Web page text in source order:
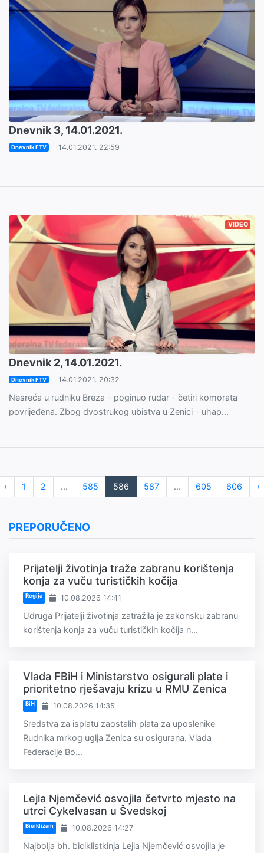
Dnevnik 3, 14.01.2021.
Dnevnik FTV 14.01.2021. 22:59
VIDEO
Dnevnik 2, 14.01.2021.
Dnevnik FTV 14.01.2021. 20:32
Nesreća u rudniku Breza - poginuo rudar - četiri komorata
povrijeđena. Zbog dvostrukog ubistva u Zenici - uhap...
‹ 1 2 ... 585 586 587 ... 605 606 ›
PREPORUČENO
Prijatelji životinja traže zabranu korištenja
konja za vuču turističkih kočija
Regija 10.08.2026 14:41
Udruga Prijatelji životinja zatražila je zakonsku zabranu
korištenja konja za vuču turističkih kočija n...
Vlada FBiH i Ministarstvo osigurali plate i
prioritetno rješavaju krizu u RMU Zenica
BiH 10.08.2026 14:35
Sredstva za isplatu zaostalih plata za uposlenike
Rudnika mrkog uglja Zenica su osigurana. Vlada
Federacije Bo...
Lejla Njemčević osvojila četvrto mjesto na
utrci Cykelvasan u Švedskoj
Biciklizam 10.08.2026 14:27
Najbolja bh. biciklistkinja Lejla Njemčević osvojila je